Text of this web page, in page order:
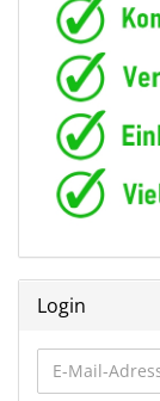
Login
E-
Mail-